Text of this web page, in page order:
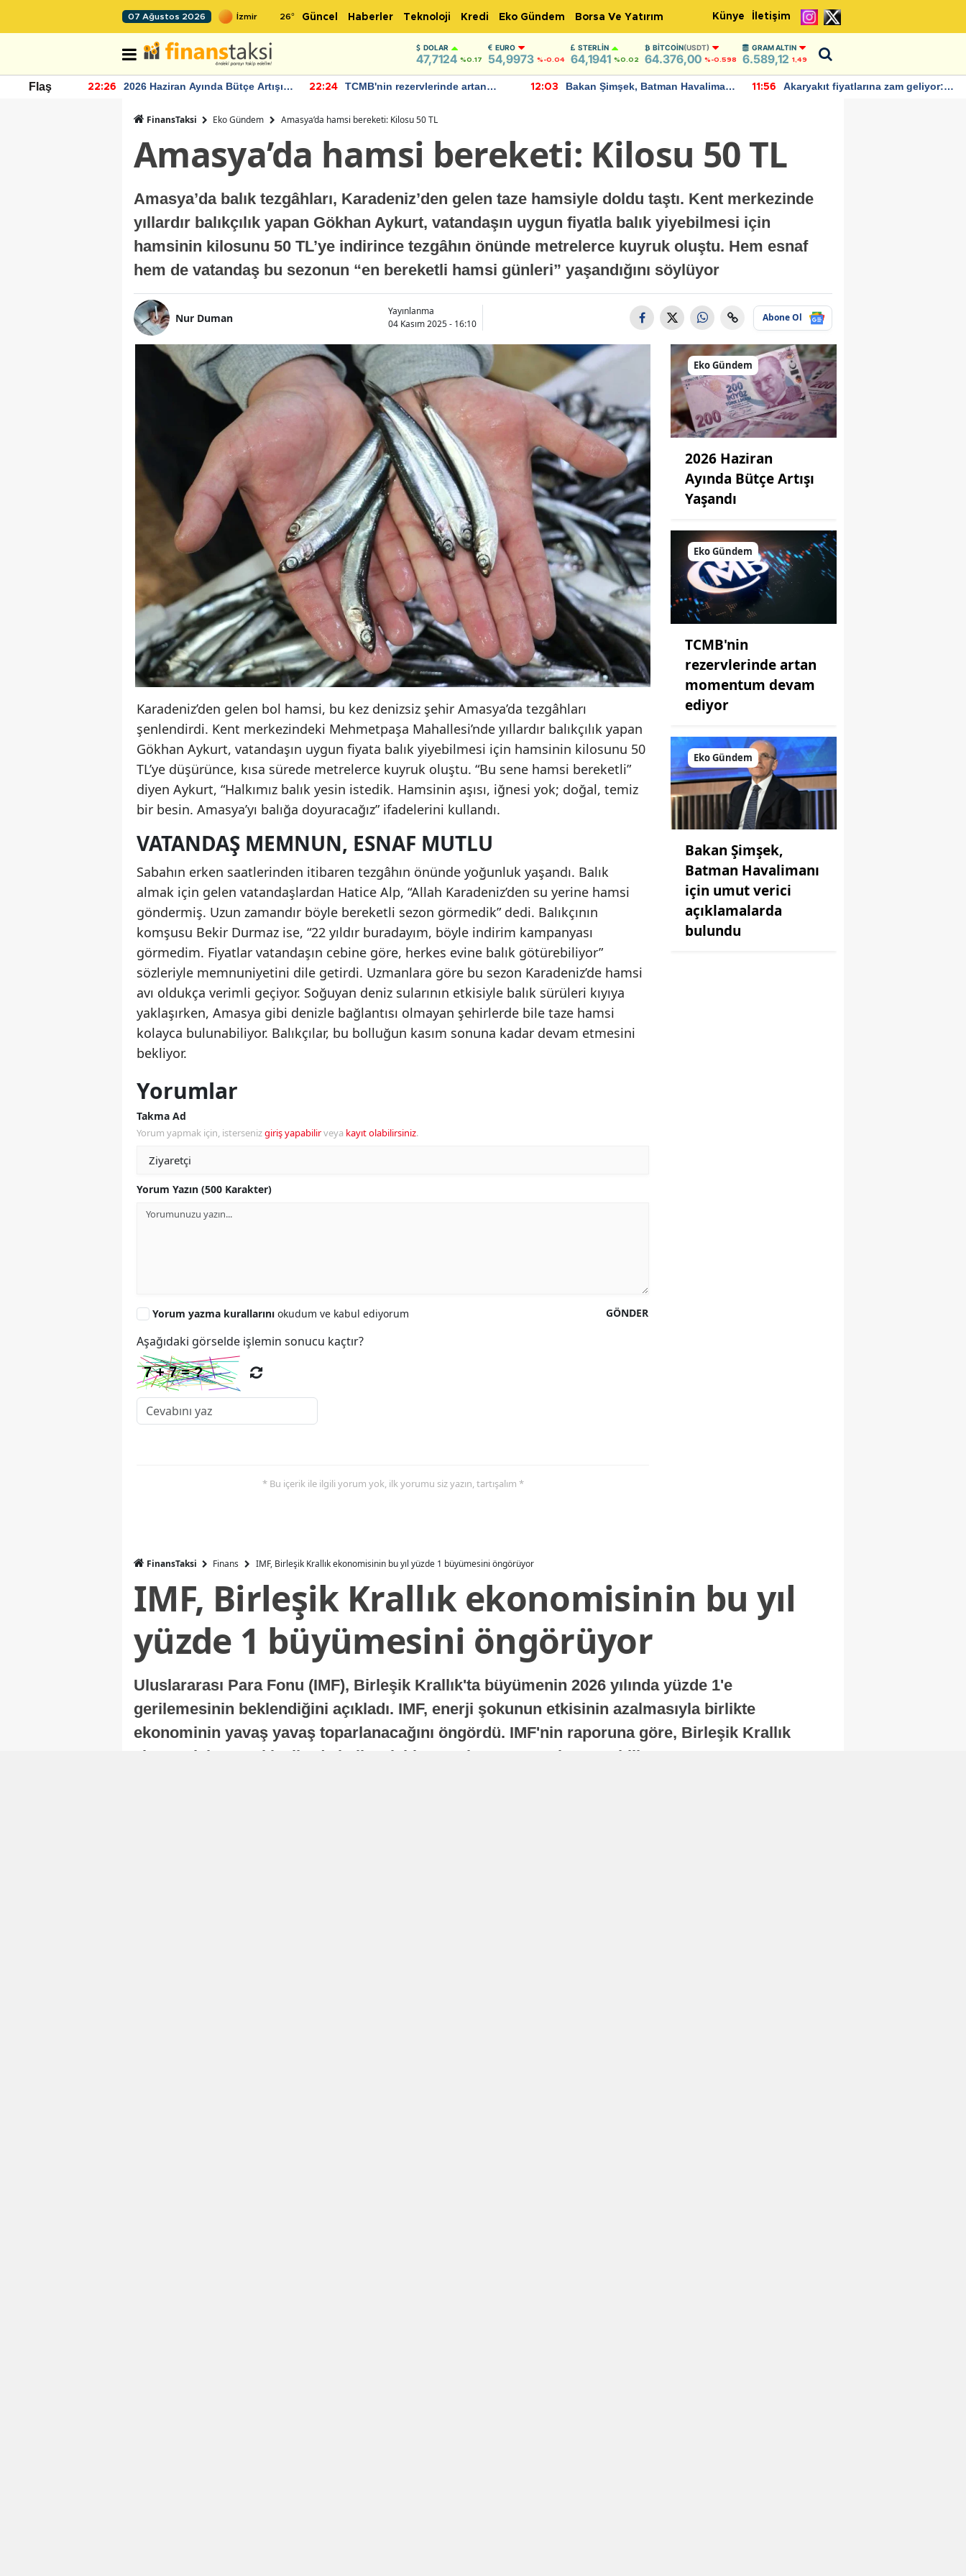
07 Ağustos 2026 26° Güncel Haberler Teknoloji Kredi Eko Gündem Borsa Ve Yatırım Künye İletişim
DOLAR
47,7124 %0.17
EURO
54,9973 %-0.04
STERLIN
64,1941 %0.02
BITCOIN(USDT)
64.376,00 %-0.598
GRAM ALTIN
6.589,12 1,49
Flaş 22:26
2026 Haziran Ayında Bütçe Artışı
22:24
TCMB'nin rezervlerinde artan
12:03
Bakan Şimşek, Batman Havalimanı
11:56
Akaryakıt fiyatlarına zam geliyor:
FinansTaksi Eko Gündem Amasya’da hamsi bereketi: Kilosu 50 TL
Amasya’da hamsi bereketi: Kilosu 50 TL
Amasya’da balık tezgâhları, Karadeniz’den gelen taze hamsiyle doldu taştı. Kent merkezinde
yıllardır balıkçılık yapan Gökhan Aykurt, vatandaşın uygun fiyatla balık yiyebilmesi için
hamsinin kilosunu 50 TL’ye indirince tezgâhın önünde metrelerce kuyruk oluştu. Hem esnaf
hem de vatandaş bu sezonun “en bereketli hamsi günleri” yaşandığını söylüyor
Nur Duman
Yayınlanma
04 Kasım 2025 - 16:10
Abone Ol
Karadeniz’den gelen bol hamsi, bu kez denizsiz şehir Amasya’da tezgâhları
şenlendirdi. Kent merkezindeki Mehmetpaşa Mahallesi’nde yıllardır balıkçılık yapan
Gökhan Aykurt, vatandaşın uygun fiyata balık yiyebilmesi için hamsinin kilosunu 50
TL’ye düşürünce, kısa sürede metrelerce kuyruk oluştu. “Bu sene hamsi bereketli”
diyen Aykurt, “Halkımız balık yesin istedik. Hamsinin aşısı, iğnesi yok; doğal, temiz
bir besin. Amasya’yı balığa doyuracağız” ifadelerini kullandı.
VATANDAŞ MEMNUN, ESNAF MUTLU
Sabahın erken saatlerinden itibaren tezgâhın önünde yoğunluk yaşandı. Balık
almak için gelen vatandaşlardan Hatice Alp, “Allah Karadeniz’den su yerine hamsi
göndermiş. Uzun zamandır böyle bereketli sezon görmedik” dedi. Balıkçının
komşusu Bekir Durmaz ise, “22 yıldır buradayım, böyle indirim kampanyası
görmedim. Fiyatlar vatandaşın cebine göre, herkes evine balık götürebiliyor”
sözleriyle memnuniyetini dile getirdi. Uzmanlara göre bu sezon Karadeniz’de hamsi
avı oldukça verimli geçiyor. Soğuyan deniz sularının etkisiyle balık sürüleri kıyıya
yaklaşırken, Amasya gibi denizle bağlantısı olmayan şehirlerde bile taze hamsi
kolayca bulunabiliyor. Balıkçılar, bu bolluğun kasım sonuna kadar devam etmesini
bekliyor.
Yorumlar
Takma Ad
Yorum yapmak için, istersenizgiriş yapabilirveya kayıt olabilirsiniz.
Yorum Yazın (500 Karakter)
GÖNDER
Yorum yazma kurallarını okudum ve kabul ediyorum
Aşağıdaki görselde işlemin sonucu kaçtır?
* Bu içerik ile ilgili yorum yok, ilk yorumu siz yazın, tartışalım *
Eko Gündem
2026 Haziran
Ayında Bütçe Artışı
Yaşandı
Eko Gündem
TCMB'nin
rezervlerinde artan
momentum devam
ediyor
Eko Gündem
Bakan Şimşek,
Batman Havalimanı
için umut verici
açıklamalarda
bulundu
FinansTaksi Finans IMF, Birleşik Krallık ekonomisinin bu yıl yüzde 1 büyümesini öngörüyor
IMF, Birleşik Krallık ekonomisinin bu yıl
yüzde 1 büyümesini öngörüyor
Uluslararası Para Fonu (IMF), Birleşik Krallık'ta büyümenin 2026 yılında yüzde 1'e
gerilemesinin beklendiğini açıkladı. IMF, enerji şokunun etkisinin azalmasıyla birlikte
ekonominin yavaş yavaş toparlanacağını öngördü. IMF'nin raporuna göre, Birleşik Krallık
ekonomisi, sonraki yıllarda istikrarlı bir toparlanma süreci yaşayabilir.